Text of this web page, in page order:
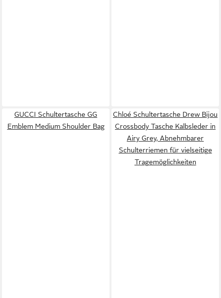
GUCCI Schultertasche GG
Emblem Medium Shoulder Bag
Chloé Schultertasche Drew Bijou
Crossbody Tasche Kalbsleder in
Airy Grey, Abnehmbarer
Schulterriemen für vielseitige
Tragemöglichkeiten